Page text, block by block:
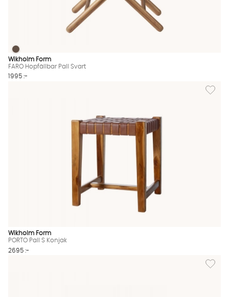
FARO Hopfällbar Pall Svart Finns även i dessa färger:
FARO Hopfällbar Pall Svart
Wikholm Form
FARO Hopfällbar Pall Svart
1995 :-
Lägg
Wikholm Form
PORTO Pall S Konjak
2695 :-
Lägg